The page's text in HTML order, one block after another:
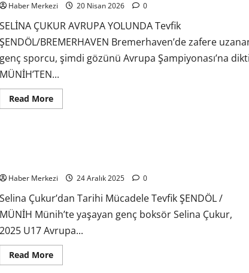
Haber Merkezi 20 Nisan 2026 0
SELİNA ÇUKUR AVRUPA YOLUNDA Tevfik
ŞENDÖL/BREMERHAVEN Bremerhaven’de zafere
genç sporcu, şimdi gözünü Avrupa Şampiyonası’na
MÜNİH’TEN...
Read More
Haber Merkezi 24 Aralık 2025 0
Selina Çukur’dan Tarihi Mücadele Tevfik ŞENDÖL /
MÜNİH Münih’te yaşayan genç boksör Selina Çukur,
2025 U17 Avrupa...
Read More